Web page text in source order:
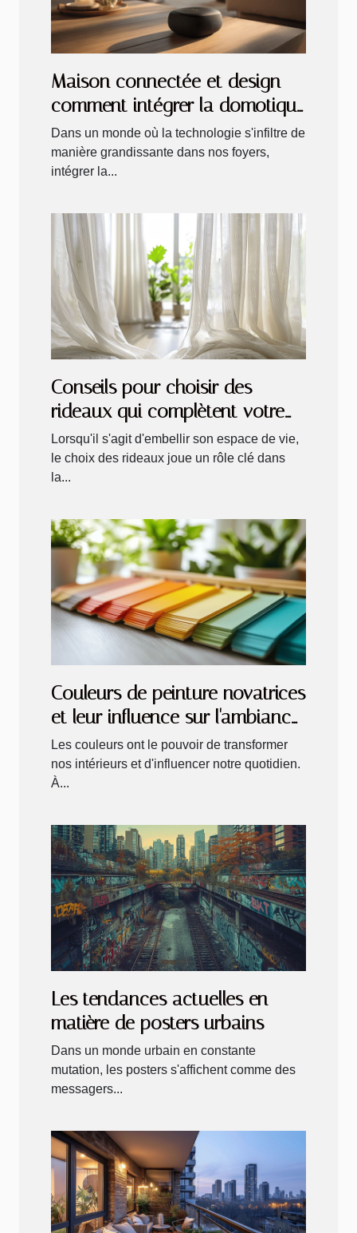
Maison connectée et design
comment intégrer la domotique
sans compromettre l'esthétique
Dans un monde où la technologie s'infiltre de
manière grandissante dans nos foyers,
intégrer la...
Conseils pour choisir des
rideaux qui complètent votre
décor intérieur tout en
optimisant la luminosité
Lorsqu'il s'agit d'embellir son espace de vie,
le choix des rideaux joue un rôle clé dans
la...
Couleurs de peinture novatrices
et leur influence sur l'ambiance
de votre maison
Les couleurs ont le pouvoir de transformer
nos intérieurs et d'influencer notre quotidien.
À...
Les tendances actuelles en
matière de posters urbains
Dans un monde urbain en constante
mutation, les posters s'affichent comme des
messagers...